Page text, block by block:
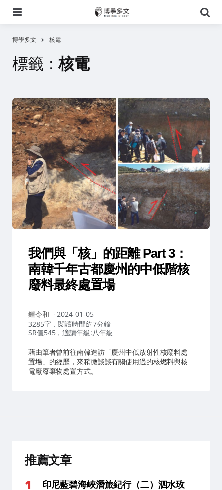
尋
博學多文 核電
標籤：核電
我們與「核」的距離 Part 3：
南韓千年古都慶州的中低階核
廢料最終處置場
作
者：
鍾令和
2024-01-05
3285字，閱讀時間約7分鐘
SR值545，適讀年級:八年級
藉由筆者曾前往南韓造訪「慶州中低放射性核廢料處
置場」的經歷，來稍微談談有關使用過的核燃料與核
電廠廢棄物處置方式。
推薦文章
印尼藍碧海峽潛旅紀行（二）泗水玫